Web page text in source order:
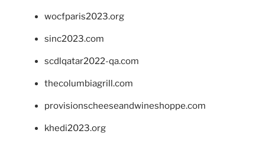
wocfparis2023.org
sinc2023.com
scdlqatar2022-qa.com
thecolumbiagrill.com
provisionscheeseandwineshoppe.com
khedi2023.org